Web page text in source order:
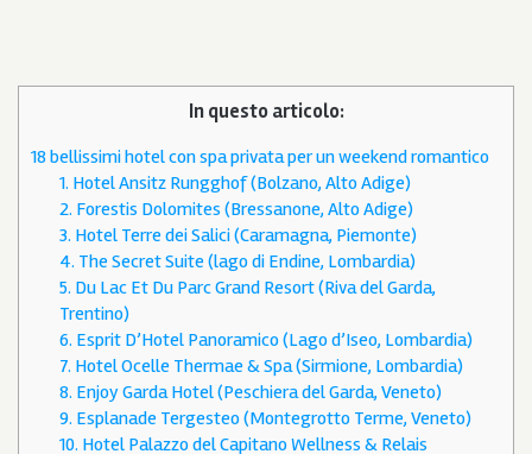
In questo articolo:
18 bellissimi hotel con spa privata per un weekend romantico
1. Hotel Ansitz Rungghof (Bolzano, Alto Adige)
2. Forestis Dolomites (Bressanone, Alto Adige)
3. Hotel Terre dei Salici (Caramagna, Piemonte)
4. The Secret Suite (lago di Endine, Lombardia)
5. Du Lac Et Du Parc Grand Resort (Riva del Garda,
Trentino)
6. Esprit D’Hotel Panoramico (Lago d’Iseo, Lombardia)
7. Hotel Ocelle Thermae & Spa (Sirmione, Lombardia)
8. Enjoy Garda Hotel (Peschiera del Garda, Veneto)
9. Esplanade Tergesteo (Montegrotto Terme, Veneto)
10. Hotel Palazzo del Capitano Wellness & Relais